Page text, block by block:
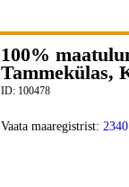
100%
Tammekülas,
ID: 100478
Vaata maaregistrist: